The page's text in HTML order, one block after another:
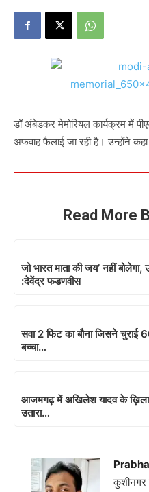
डॉ अंबेडकर मेमोरियल कार्यक्रम में
अफवाह फैलाई जा रही है। उन्होंने
Read More
जो भारत माता की जय’ नहीं
:देवेंद्र फडणवीस
सवा 2 फिट का बौना जिसने चुराई
बच्चा…
आजमगढ़ में अखिलेश यादव के
उतारा…
कुशीनगर